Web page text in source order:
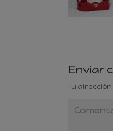
Enviar
Tu